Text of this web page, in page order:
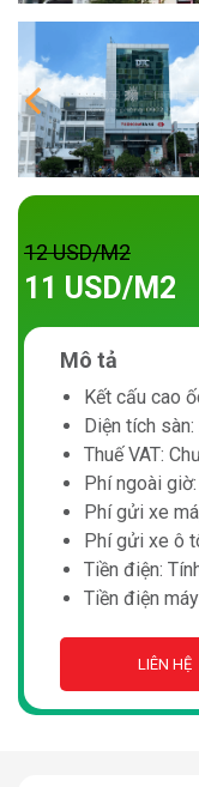
12 USD/M2
11 USD/M2
Mô tả
Kết cấu cao
Diện tích
Thuế VAT:
Phí ngoài
Phí gửi xe
Phí gửi xe ô
Tiền điện:
Tiền điện
LIÊN HỆ